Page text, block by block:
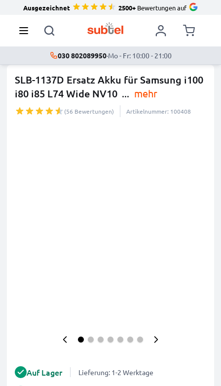
Ausgezeichnet 2500+Bewertungen auf
030 802089950·Mo - Fr: 10:00 - 21:00
SLB-1137D Ersatz Akku für Samsung i100
i80 i85 L74 Wide NV10 ... mehr
(56 Bewertungen) Artikelnummer: 100408
Auf Lager Lieferung: 1-2 Werktage